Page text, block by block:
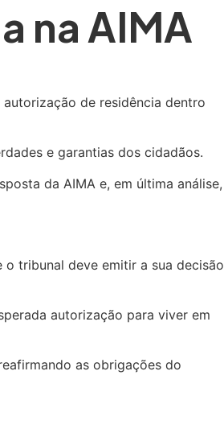
na AIMA
de residência dentro
e garantias dos cidadãos.
da AIMA e, em última análise,
tribunal deve emitir a sua decisão
autorização para viver em
as obrigações do